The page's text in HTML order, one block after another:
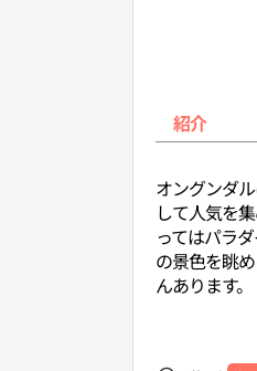
紹介
オングンダ
して人気を
ってはパラ
の景色を眺
んあります。